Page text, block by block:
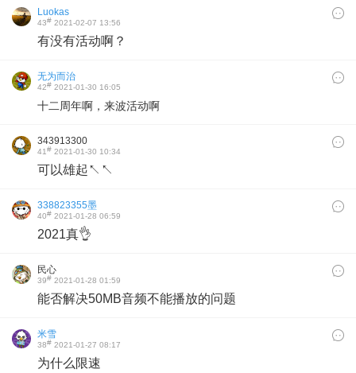
Luokas
43# 2021-02-07 13:56
有没有活动啊？
无为而治
42# 2021-01-30 16:05
十二周年啊，来波活动啊
343913300
41# 2021-01-30 10:34
可以雄起↖↖
338823355墨
40# 2021-01-28 06:59
2021真👌
民心
39# 2021-01-28 01:59
能否解决50MB音频不能播放的问题
米雪
38# 2021-01-27 08:17
为什么限速